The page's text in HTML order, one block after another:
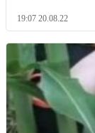
19:07 20.08.22